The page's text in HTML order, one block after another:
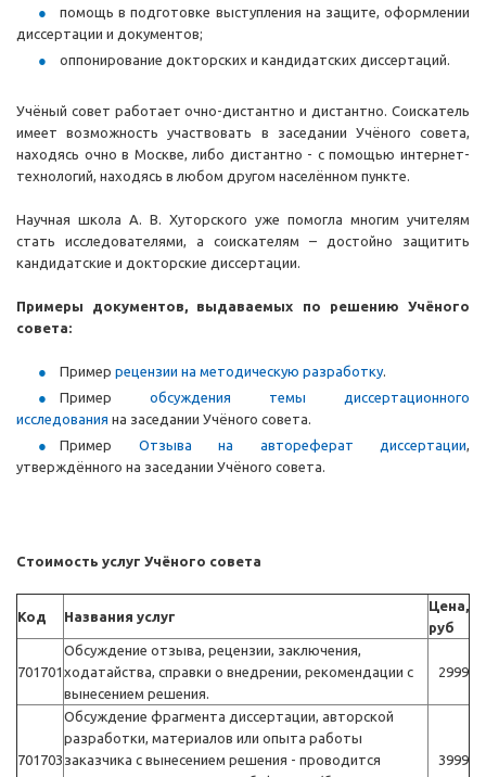
помощь в подготовке выступления на защите, оформлении
диссертации и документов;
оппонирование докторских и кандидатских диссертаций.
Учёный совет работает очно-дистантно и дистантно. Соискатель
имеет возможность участвовать в заседании Учёного совета,
находясь очно в Москве, либо дистантно - с помощью интернет-
технологий, находясь в любом другом населённом пункте.
Научная школа А. В. Хуторского уже помогла многим учителям
стать исследователями, а соискателям – достойно защитить
кандидатские и докторские диссертации.
Примеры документов, выдаваемых по решению Учёного
совета:
Пример рецензии на методическую разработку.
Пример обсуждения темы диссертационного
исследования на заседании Учёного совета.
Пример Отзыва на автореферат диссертации,
утверждённого на заседании Учёного совета.
Стоимость услуг Учёного совета
Код Названия услуг
Цена,
руб
701701
Обсуждение отзыва, рецензии, заключения,
ходатайства, справки о внедрении, рекомендации с
вынесением решения.
2999
701703
Обсуждение фрагмента диссертации, авторской
разработки, материалов или опыта работы
заказчика с вынесением решения - проводится
3999